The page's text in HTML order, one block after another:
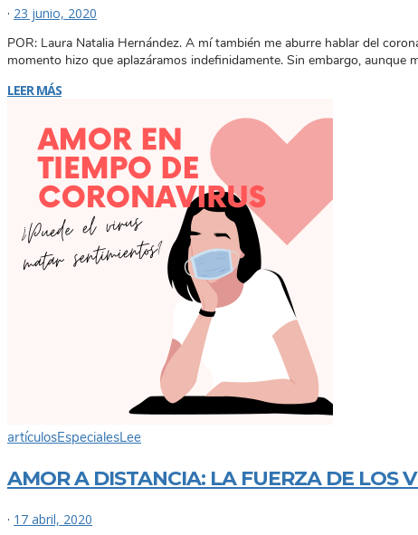
· 23 junio, 2020
POR: Laura Natalia Hernández. A mí también me aburre hablar del
momento hizo que aplazáramos indefinidamente. Sin embargo, aunque
LEER MÁS
artículosEspecialesLee
AMOR A DISTANCIA: LA FUERZA DE LOS
· 17 abril, 2020